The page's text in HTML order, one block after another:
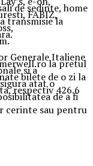
de sedinte, home
transmisie la
Generale Italiene
si a
atat o
de a fi
cerinte sau pentru
FABIZ,
la pretul
bilete de o zi la
respectiv 426.6